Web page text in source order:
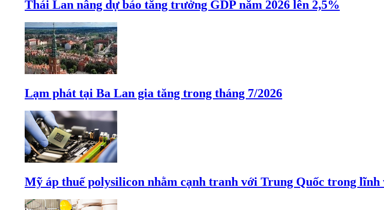
Thái Lan nâng dự báo tăng trưởng GDP năm 2026 lên 2,5%
Lạm phát tại Ba Lan gia tăng trong tháng 7/2026
Mỹ áp thuế polysilicon nhằm cạnh tranh với Trung Quốc trong